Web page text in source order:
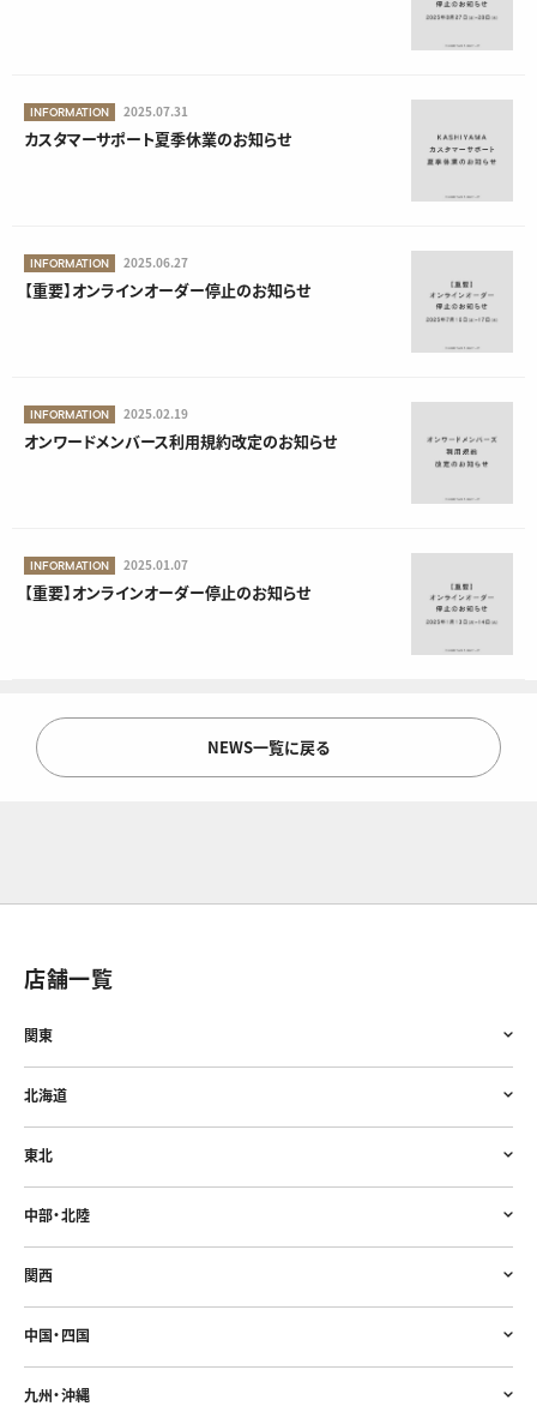
INFORMATION 2025.07.31
カスタマーサポート夏季休業のお知らせ
INFORMATION 2025.06.27
【重要】オンラインオーダー停止のお知らせ
INFORMATION 2025.02.19
オンワードメンバース利用規約改定のお知らせ
INFORMATION 2025.01.07
【重要】オンラインオーダー停止のお知らせ
NEWS一覧に戻る
店舗一覧
関東
北海道
東北
中部・北陸
関西
中国・四国
九州・沖縄